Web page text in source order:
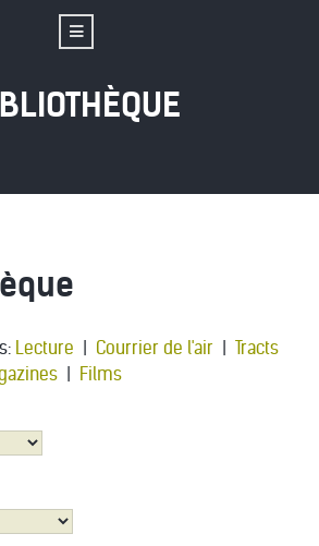
: Lecture Courrier de l'air
Tracts
Films